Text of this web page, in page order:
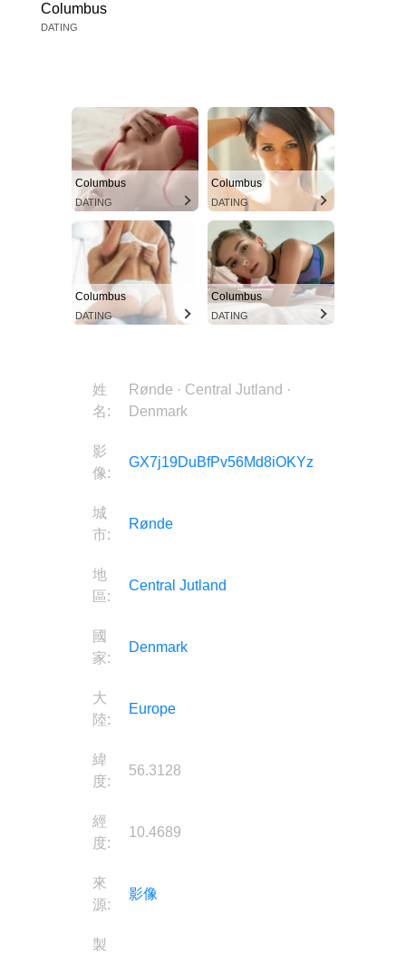
Columbus
DATING
Columbus
DATING
Columbus
DATING
Columbus
DATING
Columbus
DATING
姓
名:
Rønde · Central Jutland ·
Denmark
影
像:
GX7j19DuBfPv56Md8iOKYz
城
市:
Rønde
地
區:
Central Jutland
國
家:
Denmark
大
陸:
Europe
緯
度:
56.3128
經
度:
10.4689
來
源:
影像
製